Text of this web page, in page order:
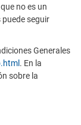
no es un
seguir
Generales
. En la
sobre la